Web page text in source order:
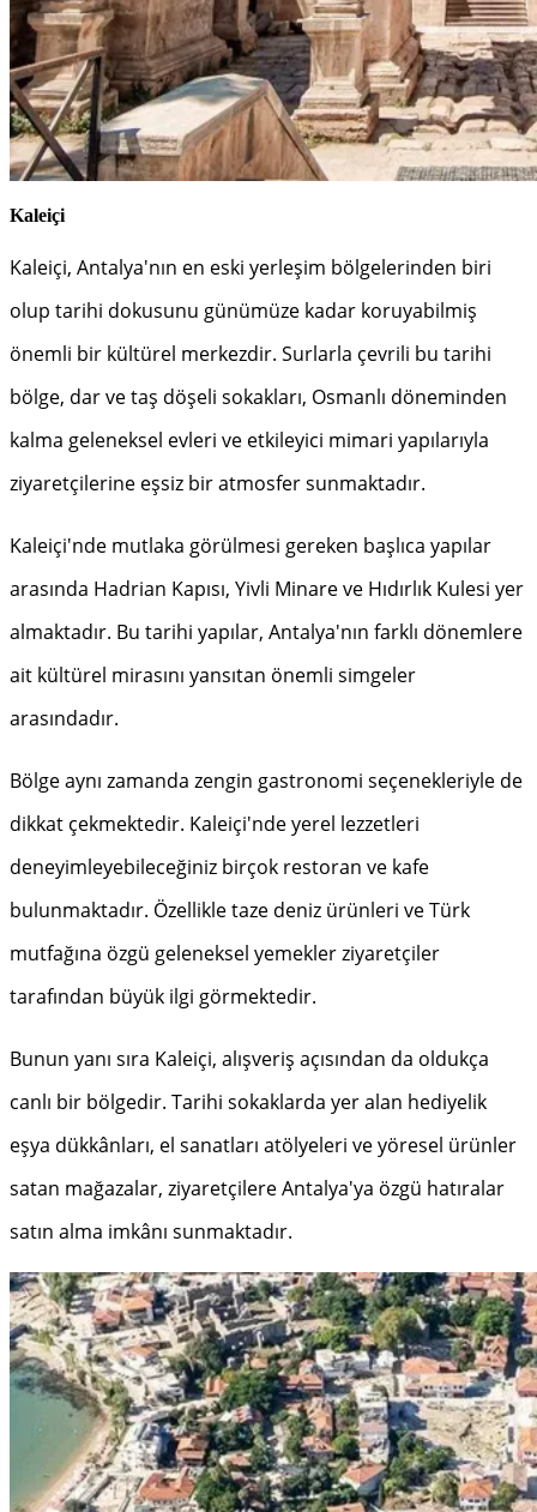
Kaleiçi
Kaleiçi, Antalya'nın en eski yerleşim bölgelerinden biri
olup tarihi dokusunu günümüze kadar koruyabilmiş
önemli bir kültürel merkezdir. Surlarla çevrili bu tarihi
bölge, dar ve taş döşeli sokakları, Osmanlı döneminden
kalma geleneksel evleri ve etkileyici mimari yapılarıyla
ziyaretçilerine eşsiz bir atmosfer sunmaktadır.
Kaleiçi'nde mutlaka görülmesi gereken başlıca yapılar
arasında Hadrian Kapısı, Yivli Minare ve Hıdırlık Kulesi yer
almaktadır. Bu tarihi yapılar, Antalya'nın farklı dönemlere
ait kültürel mirasını yansıtan önemli simgeler
arasındadır.
Bölge aynı zamanda zengin gastronomi seçenekleriyle de
dikkat çekmektedir. Kaleiçi'nde yerel lezzetleri
deneyimleyebileceğiniz birçok restoran ve kafe
bulunmaktadır. Özellikle taze deniz ürünleri ve Türk
mutfağına özgü geleneksel yemekler ziyaretçiler
tarafından büyük ilgi görmektedir.
Bunun yanı sıra Kaleiçi, alışveriş açısından da oldukça
canlı bir bölgedir. Tarihi sokaklarda yer alan hediyelik
eşya dükkânları, el sanatları atölyeleri ve yöresel ürünler
satan mağazalar, ziyaretçilere Antalya'ya özgü hatıralar
satın alma imkânı sunmaktadır.